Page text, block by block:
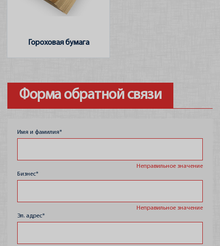
Строительная химия
Гороховая бумага
Форма обратной связи
Неправильное значение
Имя и фамилия*
Неправильное значение
Бизнес*
Эл. адрес*